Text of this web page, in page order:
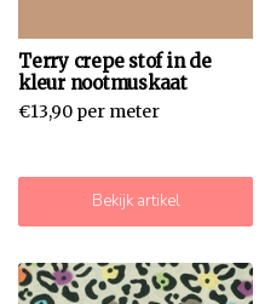
Terry crepe stof in de
kleur nootmuskaat
€13,90 per meter
Bekijk artikel